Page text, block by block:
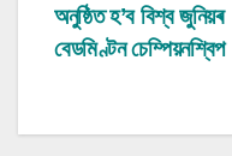
navigation
অনুষ্ঠিত হ’ব বিশ্ব জুনিয়ৰ
বেডমিণ্টন চেম্পিয়নশ্বিপ